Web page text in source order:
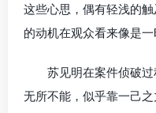
这些心思，偶有轻浅的
的动机在观众看来像是一
苏见明在案件侦破
无所不能，似乎靠一己